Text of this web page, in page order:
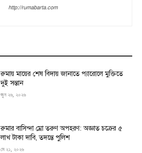
http://rumabarta.com
রুমায় মায়ের শেষ বিদায় জানাতে প্যারোলে মুক্তিতে
দুই সন্তান
জুন ২৬, ২০২৬
রুমার বাসিন্দা ম্রো তরুণ অপহরণ: অজ্ঞাত চক্রের ৫
লাখ টাকা দাবি, তদন্তে পুলিশ
মে ২১, ২০২৬